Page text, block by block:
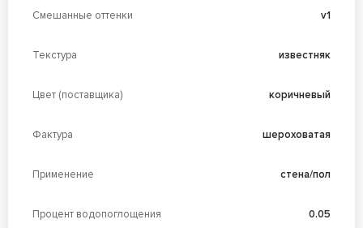
Смешанные оттенки v1
Текстура известняк
Цвет (поставщика) коричневый
Фактура шероховатая
Применение стена/пол
Процент водопоглощения 0.05